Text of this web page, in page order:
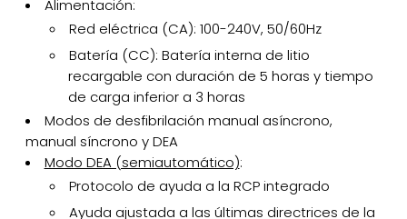
Alimentación:
Red eléctrica (CA): 100-240V, 50/60Hz
Batería (CC): Batería interna de litio
recargable con duración de 5 horas y tiempo
de carga inferior a 3 horas
Modos de desfibrilación manual asíncrono,
manual síncrono y DEA
Modo DEA (semiautomático):
Protocolo de ayuda a la RCP integrado
Ayuda ajustada a las últimas directrices de la